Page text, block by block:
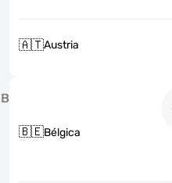
🇦🇹Austria
B
🇧🇪Bélgica